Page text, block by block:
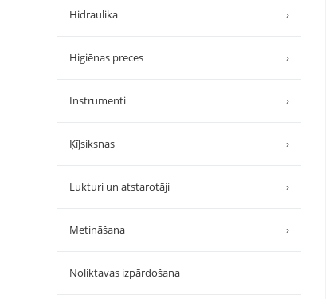
Hidraulika ›
Higiēnas preces ›
Instrumenti ›
Ķīļsiksnas ›
Lukturi un atstarotāji ›
Metināšana ›
Noliktavas izpārdošana